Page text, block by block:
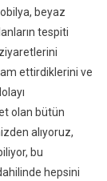
beyaz
tespiti
ettirdiklerini ve
olan bütün
alıyoruz,
bu
hepsini